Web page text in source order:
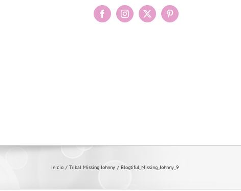
FacebookInstagram
X Pinterest
Inicio Tribal Missing Johnny Blogtiful_Missing_Johnny_9